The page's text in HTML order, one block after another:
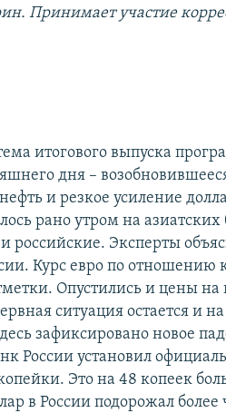
Принимает участие
итогового выпуска
дня –
и резкое усиление
рано утром на
российские. Эксперты
Курс евро по отношению
Опустились и цены
ситуация остается и
зафиксировано новое
России установил
Это на 48 копеек
в России подорожал более